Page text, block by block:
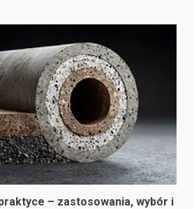
– zastosowania, wybór i